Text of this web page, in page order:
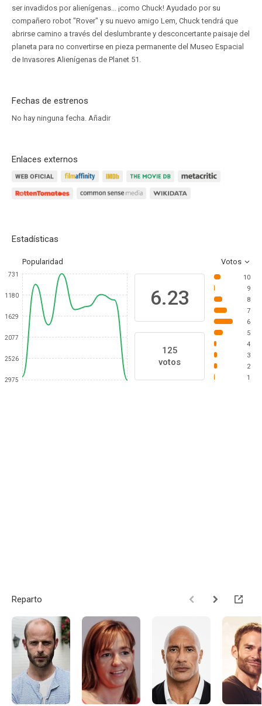
ser invadidos por alienígenas... ¡como Chuck! Ayudado por su
compañero robot "Rover" y su nuevo amigo Lem, Chuck tendrá que
abrirse camino a través del deslumbrante y desconcertante paisaje del
planeta para no convertirse en pieza permanente del Museo Espacial
de Invasores Alienígenas de Planet 51.
Fechas de estrenos
No hay ninguna fecha. Añadir
Enlaces externos
Estadísticas
Popularidad Votos
731
1180
1629
2077
2526
2975
6.23
125
votos
10
9
8
7
6
5
4
3
2
1
Reparto